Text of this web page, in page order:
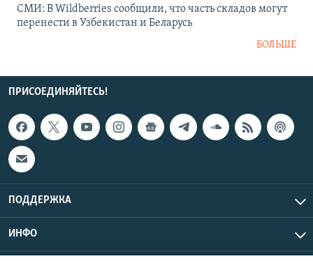
СМИ: В Wildberries сообщили, что часть складов могут
перенести в Узбекистан и Беларусь
БОЛЬШЕ
ПРИСОЕДИНЯЙТЕСЬ!
ПОДДЕРЖКА
ИНФО